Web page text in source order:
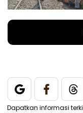
Dapatkan informasi